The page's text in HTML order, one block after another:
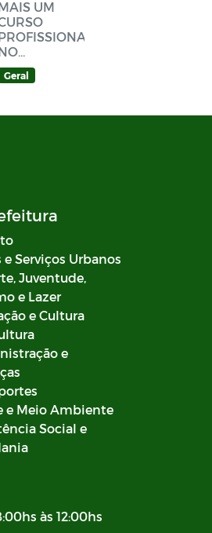
01)UM
Geral
e Serviços Urbanos
Juventude,
e Lazer
e Cultura
e
e Meio Ambiente
Social e
às 12:00hs